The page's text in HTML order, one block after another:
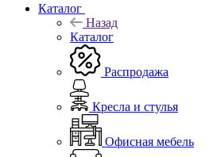
Каталог
Назад
Каталог
Распродажа
Кресла и стулья
Офисная мебель